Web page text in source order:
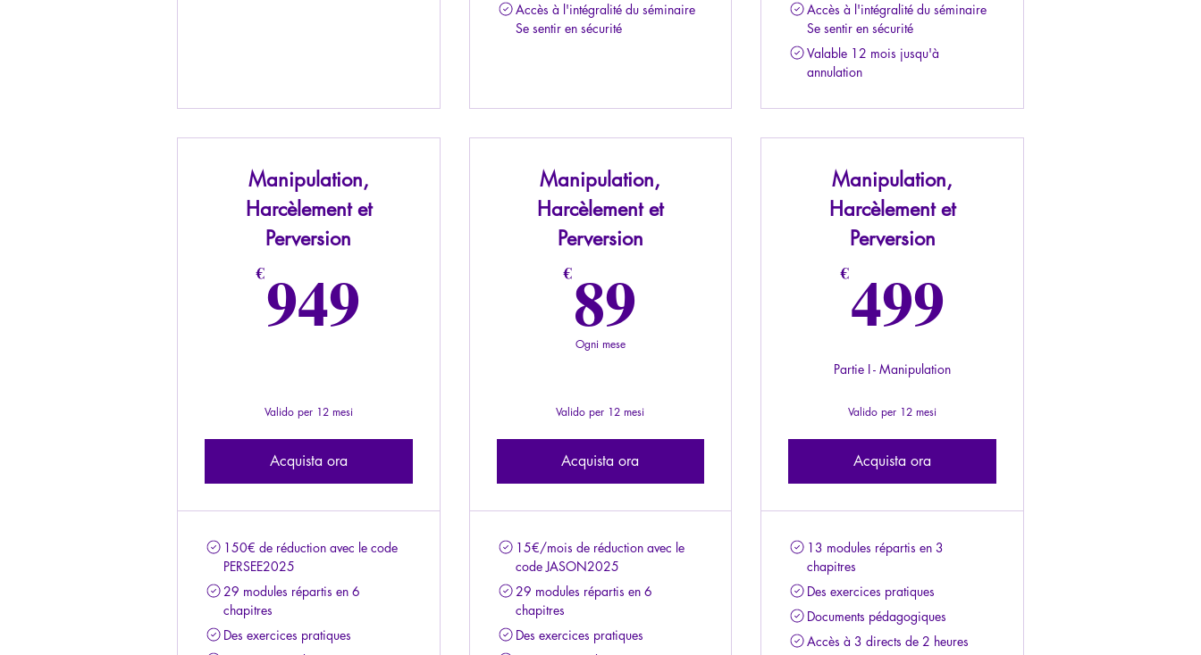
Accès à l'intégralité du séminaire
Se sentir en sécurité
Accès à l'intégralité du séminaire
Se sentir en sécurité
Valable 12 mois jusqu'à
annulation
Manipulation,
Harcèlement et
Perversion
€949
Valido per 12 mesi
Acquista ora
150€ de réduction avec le code
PERSEE2025
29 modules répartis en 6
chapitres
Des exercices pratiques
Manipulation,
Harcèlement et
Perversion
€89
Ogni mese
Valido per 12 mesi
Acquista ora
15€/mois de réduction avec le
code JASON2025
29 modules répartis en 6
chapitres
Des exercices pratiques
Manipulation,
Harcèlement et
Perversion
€499
Partie I - Manipulation
Valido per 12 mesi
Acquista ora
13 modules répartis en 3
chapitres
Des exercices pratiques
Documents pédagogiques
Accès à 3 directs de 2 heures